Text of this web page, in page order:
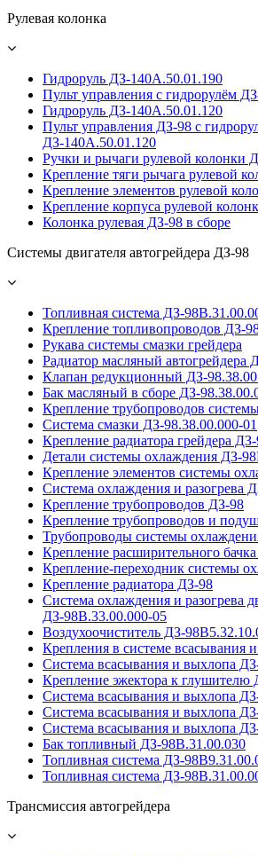
Рулевая колонка
Гидроруль ДЗ-140А.50.01.190
Пульт управления с гидрорулём
Гидроруль ДЗ-140А.50.01.120
Пульт управления ДЗ-98 с
ДЗ-140А.50.01.120
Ручки и рычаги рулевой колонки
Крепление тяги рычага рулевой
Крепление элементов рулевой
Крепление корпуса рулевой
Колонка рулевая ДЗ-98 в сборе
Системы двигателя автогрейдера ДЗ-98
Топливная система ДЗ-
Крепление топливопроводов ДЗ-
Рукава системы смазки грейдера
Радиатор масляный автогрейдера
Клапан редукционный ДЗ-
Бак масляный в сборе ДЗ-
Крепление трубопроводов
Система смазки ДЗ-98.38.00.000-01
Крепление радиатора грейдера
Детали системы охлаждения ДЗ-
Крепление элементов системы
Система охлаждения и разогрева
Крепление трубопроводов ДЗ-98
Крепление трубопроводов и
Трубопроводы системы
Крепление расширительного
Крепление-переходник системы
Крепление радиатора ДЗ-98
Система охлаждения и разогрева
ДЗ-98В.33.00.000-05
Воздухоочиститель ДЗ-
Крепления в системе всасывания
Система всасывания и выхлопа
Крепление эжектора к глушителю
Система всасывания и выхлопа
Система всасывания и выхлопа
Система всасывания и выхлопа
Бак топливный ДЗ-98В.31.00.030
Топливная система ДЗ-
Топливная система ДЗ-
Трансмиссия автогрейдера